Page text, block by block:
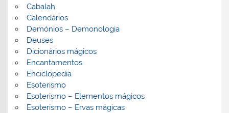
Cabalah
Calendários
Demónios – Demonologia
Deuses
Dicionários mágicos
Encantamentos
Enciclopedia
Esoterismo
Esoterismo – Elementos mágicos
Esoterismo – Ervas mágicas